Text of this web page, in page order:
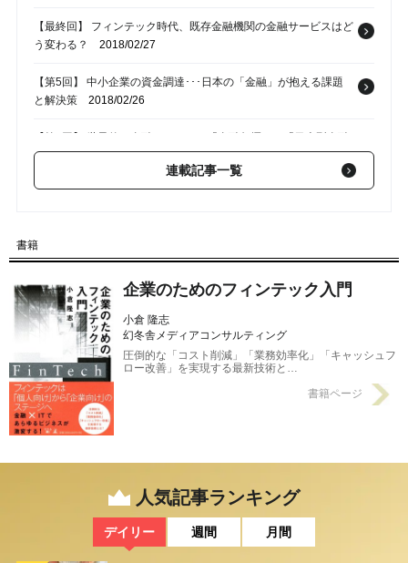
【最終回】 フィンテック時代、既存金融機関の金融サービスはど
う変わる？
2018/02/27
【第5回】 中小企業の資金調達･･･日本の「金融」が抱える課題
と解決策 2018/02/26
排除」2018/02/25
【第3回】 金融の機能のひとつ「リスク配分」の重要性とは？
【第2回】 金融サービスとしての「フィンテック」のメリットと
課題2018/02/23
連載記事一覧
書籍
企業のためのフィンテック入門
小倉 隆志
幻冬舎メディアコンサルティング
圧倒的な「コスト削減」「業務効率化」「キャッシュフ
ロー改善」を実現する最新技術と…
書籍ページ
人気記事ランキング
デイリー 週間 月間